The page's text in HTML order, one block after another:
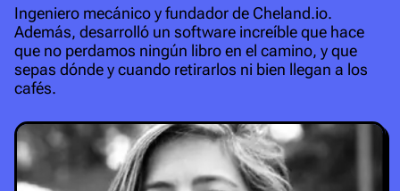
Ingeniero mecánico y fundador de Cheland.io.
Además, desarrolló un software increíble que hace
que no perdamos ningún libro en el camino, y que
sepas dónde y cuando retirarlos ni bien llegan a los
cafés.